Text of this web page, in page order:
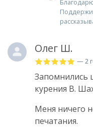
Олег Ш.
— 2
Запомнились
курения В.
Меня ничего
печатания.